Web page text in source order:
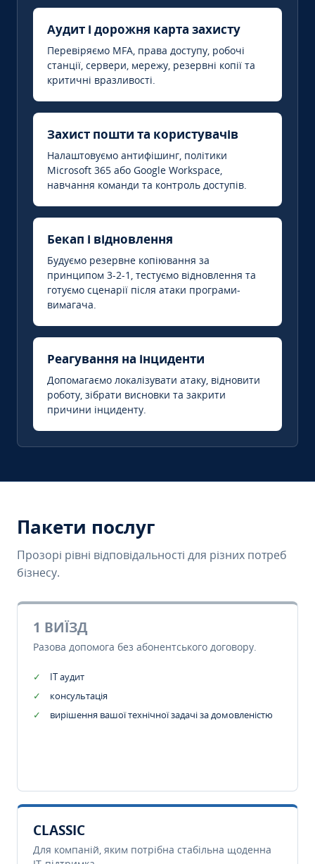
Аудит і дорожня карта захисту
Перевіряємо MFA, права доступу, робочі
станції, сервери, мережу, резервні копії та
критичні вразливості.
Захист пошти та користувачів
Налаштовуємо антифішинг, політики
Microsoft 365 або Google Workspace,
навчання команди та контроль доступів.
Бекап і відновлення
Будуємо резервне копіювання за
принципом 3-2-1, тестуємо відновлення та
готуємо сценарії після атаки програми-
вимагача.
Реагування на інциденти
Допомагаємо локалізувати атаку, відновити
роботу, зібрати висновки та закрити
причини інциденту.
Пакети послуг
Прозорі рівні відповідальності для різних потреб
бізнесу.
1 ВИЇЗД
Разова допомога без абонентського договору.
IT аудит
консультація
вирішення вашої технічної задачі за домовленістю
CLASSIC
Для компаній, яким потрібна стабільна щоденна